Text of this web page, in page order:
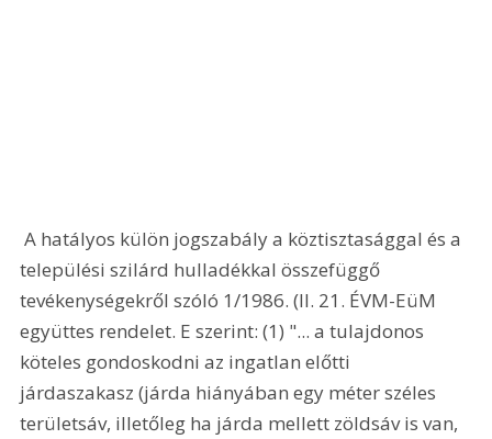
A hatályos külön jogszabály a köztisztasággal és a
települési szilárd hulladékkal összefüggő
tevékenységekről szóló 1/1986. (II. 21. ÉVM-EüM
együttes rendelet. E szerint: (1) "... a tulajdonos
köteles gondoskodni az ingatlan előtti
járdaszakasz (járda hiányában egy méter széles
területsáv, illetőleg ha járda mellett zöldsáv is van,